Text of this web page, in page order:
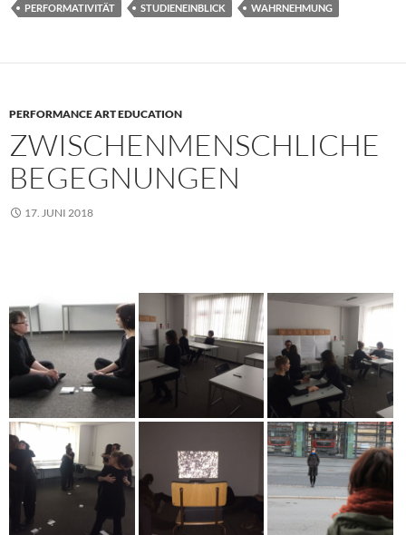
PERFORMATIVITÄT
STUDIENEINBLICK WAHRNEHMUNG
PERFORMANCE ART EDUCATION
ZWISCHENMENSCHLICHE
BEGEGNUNGEN
17. JUNI 2018